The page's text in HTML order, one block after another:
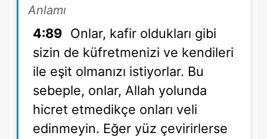
Anlamı
4:89 Onlar, kafir oldukları gibi
sizin de küfretmenizi ve kendileri
ile eşit olmanızı istiyorlar. Bu
sebeple, onlar, Allah yolunda
hicret etmedikçe onları veli
edinmeyin. Eğer yüz çevirirlerse